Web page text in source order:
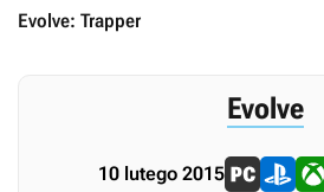
Evolve: Trapper
Evolve
10 lutego 2015